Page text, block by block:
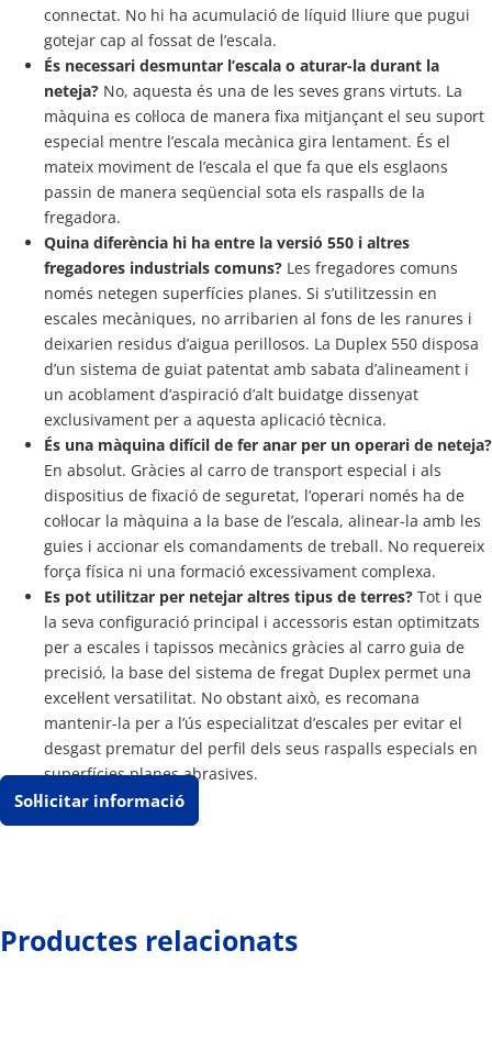
connectat. No hi ha acumulació de líquid lliure que pugui
gotejar cap al fossat de l’escala.
És necessari desmuntar l’escala o aturar-la durant la
neteja? No, aquesta és una de les seves grans virtuts. La
màquina es col·loca de manera fixa mitjançant el seu suport
especial mentre l’escala mecànica gira lentament. És el
mateix moviment de l’escala el que fa que els esglaons
passin de manera seqüencial sota els raspalls de la
fregadora.
Quina diferència hi ha entre la versió 550 i altres
fregadores industrials comuns? Les fregadores comuns
només netegen superfícies planes. Si s’utilitzessin en
escales mecàniques, no arribarien al fons de les ranures i
deixarien residus d’aigua perillosos. La Duplex 550 disposa
d’un sistema de guiat patentat amb sabata d’alineament i
un acoblament d’aspiració d’alt buidatge dissenyat
exclusivament per a aquesta aplicació tècnica.
És una màquina difícil de fer anar per un operari de neteja?
En absolut. Gràcies al carro de transport especial i als
dispositius de fixació de seguretat, l’operari només ha de
col·locar la màquina a la base de l’escala, alinear-la amb les
guies i accionar els comandaments de treball. No requereix
força física ni una formació excessivament complexa.
Es pot utilitzar per netejar altres tipus de terres? Tot i que
la seva configuració principal i accessoris estan optimitzats
per a escales i tapissos mecànics gràcies al carro guia de
precisió, la base del sistema de fregat Duplex permet una
excel·lent versatilitat. No obstant això, es recomana
mantenir-la per a l’ús especialitzat d’escales per evitar el
desgast prematur del perfil dels seus raspalls especials en
superfícies planes abrasives.
Sol·licitar informació
Productes relacionats